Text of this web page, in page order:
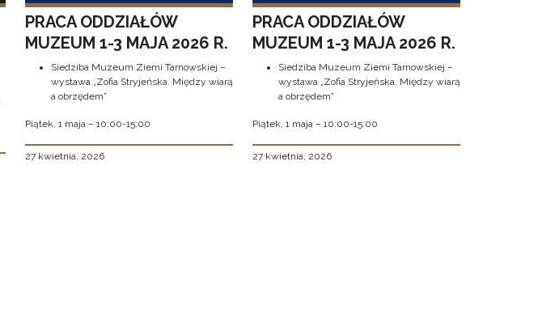
PRACA ODDZIAŁÓW
MUZEUM 1-3 MAJA 2026 R.
Siedziba Muzeum Ziemi Tarnowskiej –
wystawa „Zofia Stryjeńska. Między wiarą
a obrzędem”
Piątek, 1 maja – 10:00-15:00
27 kwietnia, 2026
PRACA ODDZIAŁÓW
MUZEUM 1-3 MAJA 2026 R.
Siedziba Muzeum Ziemi Tarnowskiej –
wystawa „Zofia Stryjeńska. Między wiarą
a obrzędem”
Piątek, 1 maja – 10:00-15:00
27 kwietnia, 2026